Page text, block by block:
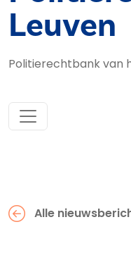
Leuven
Politierechtbank van
Alle